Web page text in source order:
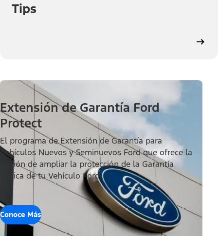
Tips
Extensión de Garantía Ford
Protect
El programa de Extensión de Garantía para
Vehículos Nuevos y Seminuevos Ford que ofrece la
opción de ampliar la protección de la Garantía
Básica de tu Vehículo Ford.
Conoce Más